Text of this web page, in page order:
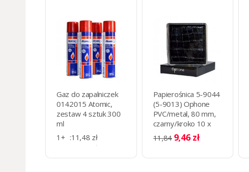
Gaz do zapalniczek
0142015 Atomic,
zestaw 4 sztuk 300
ml
1+ :11,48 zł
11,13 zł
13+:10,74 zł
Papierośnica 5-9044
(5-9013) Ophone
PVC/metal, 80 mm,
czarny/kroko 10 x
9.5 х 2 cm
11,84 9,46 zł